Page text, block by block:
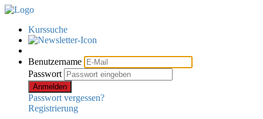
Kurssuche
Benutzername
Passwort
Anmelden
Passwort vergessen?
Registrierung